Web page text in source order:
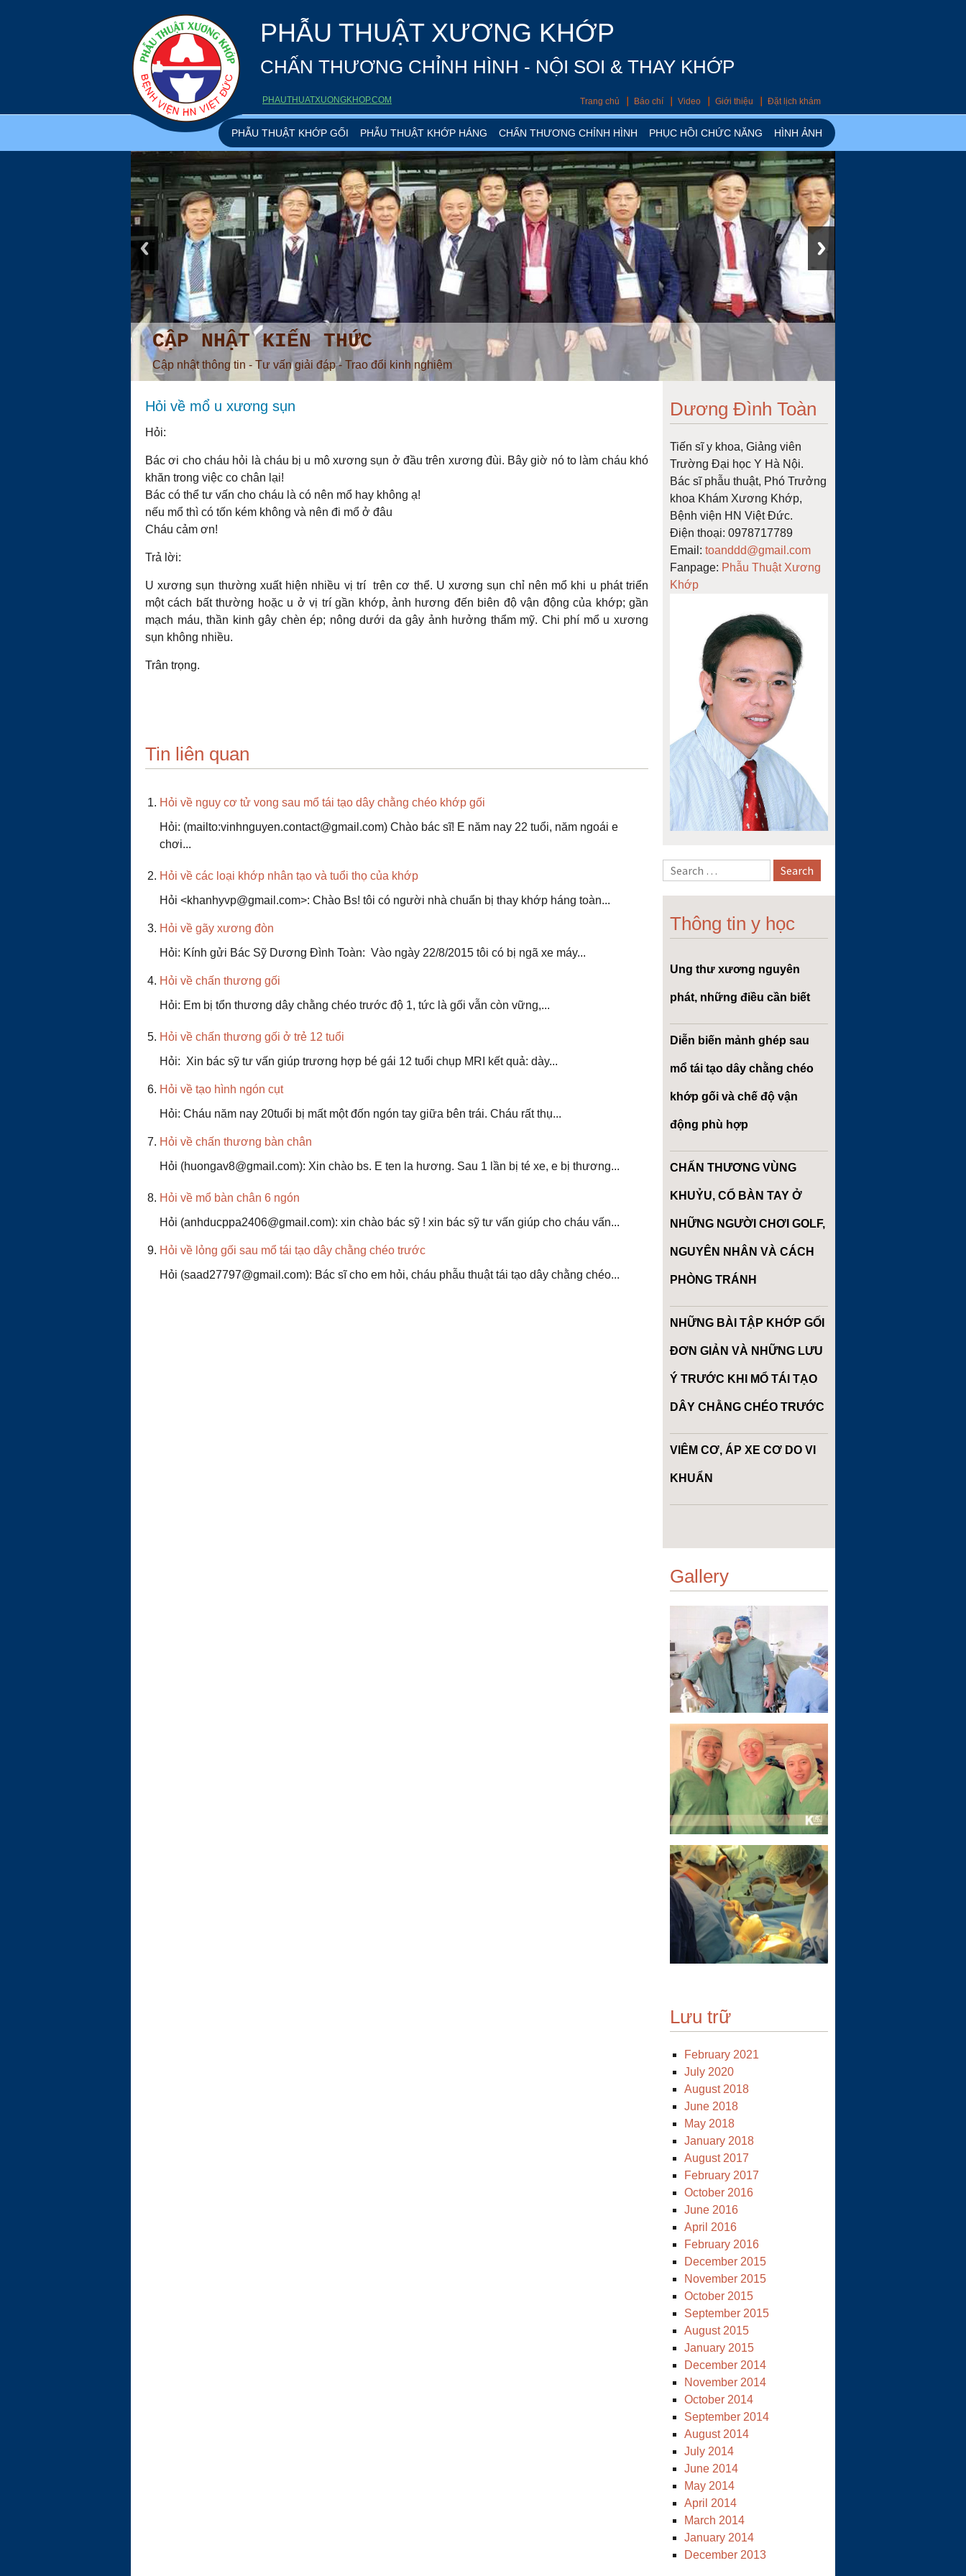
PHẪU THUẬT XƯƠNG KHỚP
CHẤN THƯƠNG CHỈNH HÌNH - NỘI SOI & THAY KHỚP
Trang chủ Báo chí Video Giới thiệu Đặt lịch khám
PHAUTHUATXUONGKHOP.COM
PHẪU THUẬT KHỚP GỐI PHẪU THUẬT KHỚP HÁNG CHẤN THƯƠNG CHỈNH HÌNH PHỤC HỒI CHỨC NĂNG HÌNH ẢNH
CẬP NHẬT KIẾN THỨC
Cập nhật thông tin - Tư vấn giải đáp - Trao đổi kinh nghiệm
Hỏi về mổ u xương sụn
Hỏi:
Bác ơi cho cháu hỏi là cháu bị u mô xương sụn ở đầu trên xương đùi. Bây giờ nó to làm cháu khó
khăn trong việc co chân lại!
Bác có thể tư vấn cho cháu là có nên mổ hay không ạ!
nếu mổ thì có tốn kém không và nên đi mổ ở đâu
Cháu cảm ơn!
Trả lời:
U xương sụn thường xuất hiện nhiều vị trí trên cơ thể. U xương sụn chỉ nên mổ khi u phát triển
một cách bất thường hoặc u ở vị trí gần khớp, ảnh hương đến biên độ vận động của khớp; gần
mạch máu, thần kinh gây chèn ép; nông dưới da gây ảnh hưởng thẩm mỹ. Chi phí mổ u xương
sụn không nhiều.
Trân trọng.
Tin liên quan
Hỏi về nguy cơ tử vong sau mổ tái tạo dây chằng chéo khớp gối
Hỏi: (mailto:vinhnguyen.contact@gmail.com) Chào bác sĩ! E năm nay 22 tuổi, năm ngoái e
chơi...
Hỏi về các loại khớp nhân tạo và tuổi thọ của khớp
Hỏi <khanhyvp@gmail.com>: Chào Bs! tôi có người nhà chuẩn bị thay khớp háng toàn...
Hỏi về gãy xương đòn
Hỏi: Kính gửi Bác Sỹ Dương Đình Toàn: Vào ngày 22/8/2015 tôi có bị ngã xe máy...
Hỏi về chấn thương gối
Hỏi: Em bị tổn thương dây chằng chéo trước độ 1, tức là gối vẫn còn vững,...
Hỏi về chấn thương gối ở trẻ 12 tuổi
Hỏi: Xin bác sỹ tư vấn giúp trương hợp bé gái 12 tuổi chụp MRI kết quả: dày...
Hỏi về tạo hình ngón cụt
Hỏi: Cháu năm nay 20tuổi bị mất một đốn ngón tay giữa bên trái. Cháu rất thụ...
Hỏi về chấn thương bàn chân
Hỏi (huongav8@gmail.com): Xin chào bs. E ten la hương. Sau 1 lần bị té xe, e bị thương...
Hỏi về mổ bàn chân 6 ngón
Hỏi (anhducppa2406@gmail.com): xin chào bác sỹ ! xin bác sỹ tư vấn giúp cho cháu vấn...
Hỏi về lỏng gối sau mổ tái tạo dây chằng chéo trước
Hỏi (saad27797@gmail.com): Bác sĩ cho em hỏi, cháu phẫu thuật tái tạo dây chằng chéo...
Dương Đình Toàn
Tiến sĩ y khoa, Giảng viên
Trường Đại học Y Hà Nội.
Bác sĩ phẫu thuật, Phó Trưởng
khoa Khám Xương Khớp,
Bệnh viện HN Việt Đức.
Điện thoại: 0978717789
Email: toanddd@gmail.com
Fanpage: Phẫu Thuật Xương
Khớp
Thông tin y học
Ung thư xương nguyên
phát, những điều cần biết
Diễn biến mảnh ghép sau
mổ tái tạo dây chằng chéo
khớp gối và chế độ vận
động phù hợp
CHẤN THƯƠNG VÙNG
KHUỶU, CỔ BÀN TAY Ở
NHỮNG NGƯỜI CHƠI GOLF,
NGUYÊN NHÂN VÀ CÁCH
PHÒNG TRÁNH
NHỮNG BÀI TẬP KHỚP GỐI
ĐƠN GIẢN VÀ NHỮNG LƯU
Ý TRƯỚC KHI MỔ TÁI TẠO
DÂY CHẰNG CHÉO TRƯỚC
VIÊM CƠ, ÁP XE CƠ DO VI
KHUẨN
Gallery
Lưu trữ
February 2021
July 2020
August 2018
June 2018
May 2018
January 2018
August 2017
February 2017
October 2016
June 2016
April 2016
February 2016
December 2015
November 2015
October 2015
September 2015
August 2015
January 2015
December 2014
November 2014
October 2014
September 2014
August 2014
July 2014
June 2014
May 2014
April 2014
March 2014
January 2014
December 2013